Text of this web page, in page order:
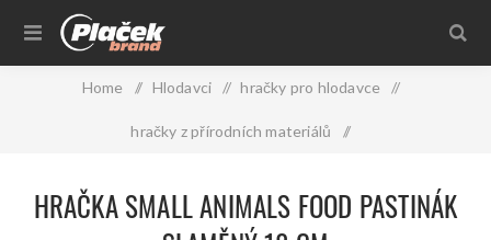
Home / Hlodavci / hračky pro hlodavce /
hračky z přírodních materiálů /
Hračka SMALL ANIMALS food pastinák slaměný 18 cm
HRAČKA SMALL ANIMALS FOOD PASTINÁK